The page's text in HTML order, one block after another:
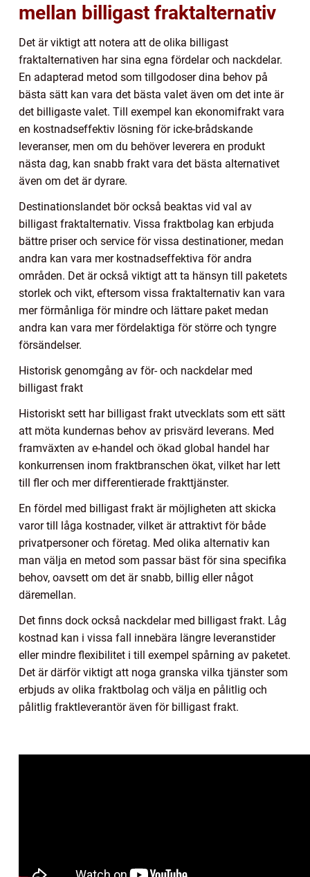
mellan billigast fraktalternativ
Det är viktigt att notera att de olika billigast
fraktalternativen har sina egna fördelar och nackdelar.
En adapterad metod som tillgodoser dina behov på
bästa sätt kan vara det bästa valet även om det inte är
det billigaste valet. Till exempel kan ekonomifrakt vara
en kostnadseffektiv lösning för icke-brådskande
leveranser, men om du behöver leverera en produkt
nästa dag, kan snabb frakt vara det bästa alternativet
även om det är dyrare.
Destinationslandet bör också beaktas vid val av
billigast fraktalternativ. Vissa fraktbolag kan erbjuda
bättre priser och service för vissa destinationer, medan
andra kan vara mer kostnadseffektiva för andra
områden. Det är också viktigt att ta hänsyn till paketets
storlek och vikt, eftersom vissa fraktalternativ kan vara
mer förmånliga för mindre och lättare paket medan
andra kan vara mer fördelaktiga för större och tyngre
försändelser.
Historisk genomgång av för- och nackdelar med
billigast frakt
Historiskt sett har billigast frakt utvecklats som ett sätt
att möta kundernas behov av prisvärd leverans. Med
framväxten av e-handel och ökad global handel har
konkurrensen inom fraktbranschen ökat, vilket har lett
till fler och mer differentierade frakttjänster.
En fördel med billigast frakt är möjligheten att skicka
varor till låga kostnader, vilket är attraktivt för både
privatpersoner och företag. Med olika alternativ kan
man välja en metod som passar bäst för sina specifika
behov, oavsett om det är snabb, billig eller något
däremellan.
Det finns dock också nackdelar med billigast frakt. Låg
kostnad kan i vissa fall innebära längre leveranstider
eller mindre flexibilitet i till exempel spårning av paketet.
Det är därför viktigt att noga granska vilka tjänster som
erbjuds av olika fraktbolag och välja en pålitlig och
pålitlig fraktleverantör även för billigast frakt.